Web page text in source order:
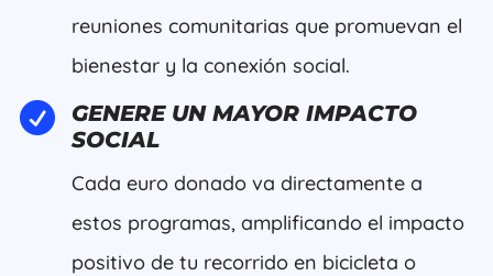
reuniones comunitarias que promuevan el
bienestar y la conexión social.

GENERE UN MAYOR IMPACTO
SOCIAL
Cada euro donado va directamente a
estos programas, amplificando el impacto
positivo de tu recorrido en bicicleta o